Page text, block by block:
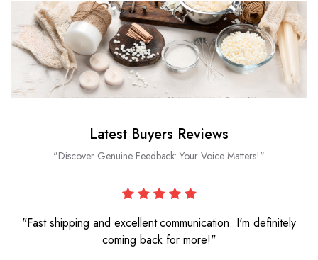
Latest Buyers Reviews
"Discover Genuine Feedback: Your Voice Matters!"
"Fast shipping and excellent communication. I'm definitely
coming back for more!"